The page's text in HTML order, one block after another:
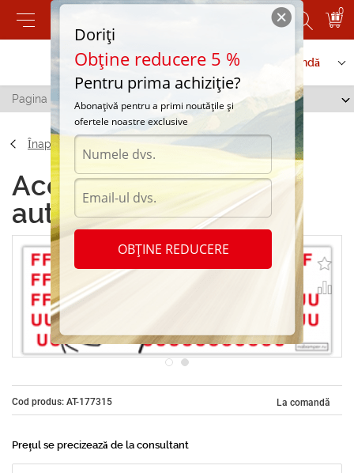
0
Contactați-ne Serviciu de comandă
Pagina principală Autocolante auto "Fffuuu"
Înapoi
Accesorii Autocolante
auto "Fffuuu"
Cod produs: AT-177315 La comandă
Prețul se precizează de la consultant
Doriți
Obține reducere 5 %
Pentru prima achiziție?
Abonațivă pentru a primi noutățile și
ofertele noastre exclusive
OBȚINE REDUCERE